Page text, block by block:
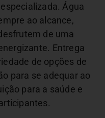
Água
ao alcance,
de uma
Entrega
de opções de
para se adequar ao
para a saúde e